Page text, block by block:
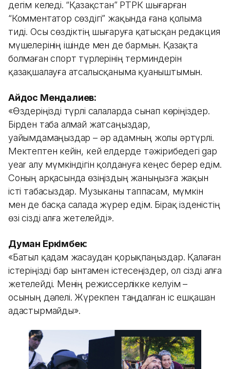
дегім келеді. “Қазақстан” РТРК шығарған
“Комментатор сөздігі” жақында ғана қолыма
тиді. Осы сөздіктің шығаруға қатысқан редакция
мүшелерінің ішінде мен де бармын. Қазақта
болмаған спорт түрлерінің терминдерін
қазақшалауға атсалысқаныма қуаныштымын.
Айдос Мендалиев:
«Өздеріңізді түрлі салаларда сынап көріңіздер.
Бірден таба алмай жатсаңыздар,
уайымдамаңыздар – әр адамның жолы әртүрлі.
Мектептен кейін, кей елдерде тәжірибедегі gap
year алу мүмкіндігін қолдануға кеңес берер едім.
Соның арқасында өзіңіздың жаныңызға жақын
істі табасыздар. Музыканы таппасам, мүмкін
мен де басқа салада жүрер едім. Бірақ ізденістің
өзі сізді алға жетелейді».
Думан Еркімбек:
«Батыл қадам жасаудан қорықпаңыздар. Қалаған
істеріңізді бар ынтамен істесеңіздер, ол сізді алға
жетелейді. Менің режиссерлікке келуім –
осының дәлелі. Жүрекпен таңдалған іс ешқашан
адастырмайды».